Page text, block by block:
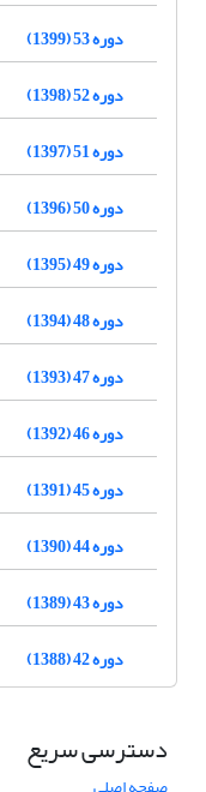
دوره 53 (1399)
دوره 52 (1398)
دوره 51 (1397)
دوره 50 (1396)
دوره 49 (1395)
دوره 48 (1394)
دوره 47 (1393)
دوره 46 (1392)
دوره 45 (1391)
دوره 44 (1390)
دوره 43 (1389)
دوره 42 (1388)
دسترسی سریع